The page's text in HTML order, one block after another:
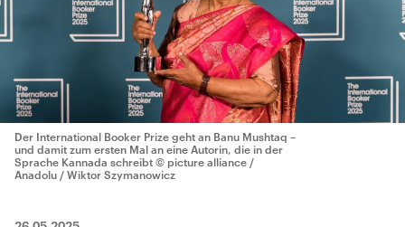
Der International Booker Prize geht an Banu Mushtaq –
und damit zum ersten Mal an eine Autorin, die in der
Sprache Kannada schreibt © picture alliance /
Anadolu / Wiktor Szymanowicz